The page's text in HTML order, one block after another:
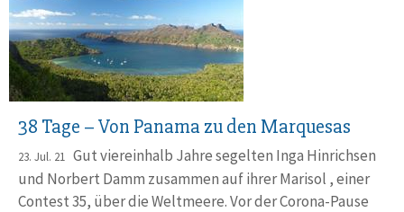
38 Tage – Von Panama zu den Marquesas
23. Jul. 21 Gut viereinhalb Jahre segelten Inga Hinrichsen
und Norbert Damm zusammen auf ihrer Marisol , einer
Contest 35, über die Weltmeere. Vor der Corona-Pause